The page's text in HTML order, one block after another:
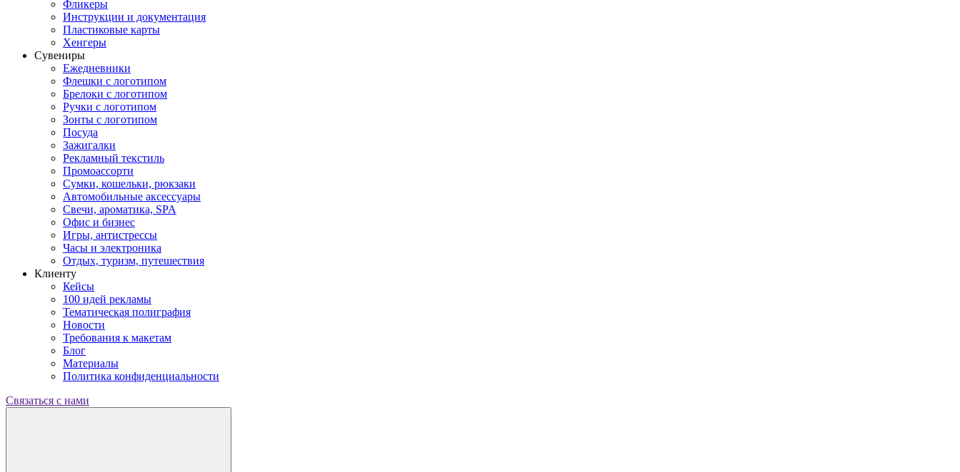
Фликеры
Инструкции и документация
Пластиковые карты
Хенгеры
Сувениры
Ежедневники
Флешки с логотипом
Брелоки с логотипом
Ручки с логотипом
Зонты с логотипом
Посуда
Зажигалки
Рекламный текстиль
Промоассорти
Сумки, кошельки, рюкзаки
Автомобильные аксессуары
Свечи, ароматика, SPA
Офис и бизнес
Игры, антистрессы
Часы и электроника
Отдых, туризм, путешествия
Клиенту
Кейсы
100 идей рекламы
Тематическая полиграфия
Новости
Требования к макетам
Блог
Материалы
Политика конфиденциальности
Связаться с нами